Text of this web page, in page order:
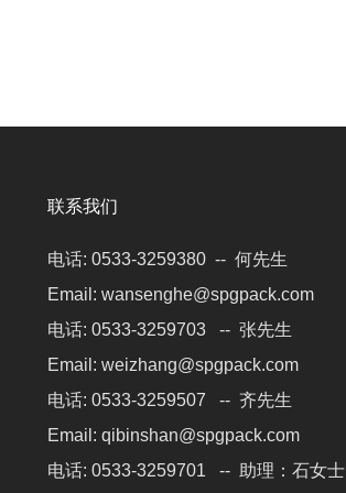
联系我们
电话:0533-3259380 -- 何先生
Email:wansenghe@spgpack.com
电话:0533-3259703 -- 张先生
Email:weizhang@spgpack.com
电话:0533-3259507 -- 齐先生
Email:qibinshan@spgpack.com
电话:0533-3259701 -- 助理：石女士